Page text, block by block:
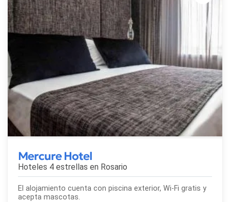
Mercure Hotel
Hoteles 4 estrellas en Rosario
El alojamiento cuenta con piscina exterior, Wi-Fi gratis y
acepta mascotas.